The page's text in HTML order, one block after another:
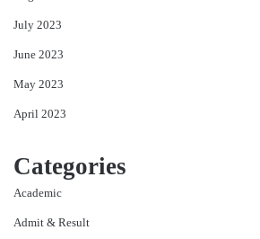
July 2023
June 2023
May 2023
April 2023
Categories
Academic
Admit & Result